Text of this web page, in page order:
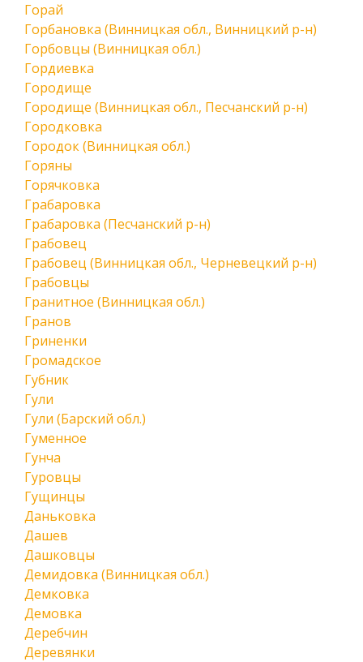
Горай
Горбановка (Винницкая обл., Винницкий р-н)
Горбовцы (Винницкая обл.)
Гордиевка
Городище
Городище (Винницкая обл., Песчанский р-н)
Городковка
Городок (Винницкая обл.)
Горяны
Горячковка
Грабаровка
Грабаровка (Песчанский р-н)
Грабовец
Грабовец (Винницкая обл., Черневецкий р-н)
Грабовцы
Гранитное (Винницкая обл.)
Гранов
Гриненки
Громадское
Губник
Гули
Гули (Барский обл.)
Гуменное
Гунча
Гуровцы
Гущинцы
Даньковка
Дашев
Дашковцы
Демидовка (Винницкая обл.)
Демковка
Демовка
Деребчин
Деревянки